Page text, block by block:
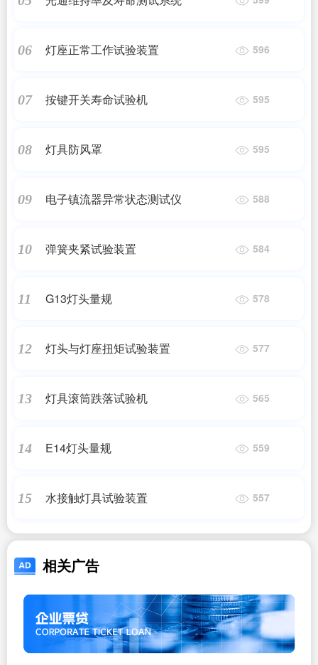
06 灯座正常工作试验装置 596
07 按键开关寿命试验机 595
08 灯具防风罩 595
09 电子镇流器异常状态测试仪 588
10 弹簧夹紧试验装置 584
11 G13灯头量规 578
12 灯头与灯座扭矩试验装置 577
13 灯具滚筒跌落试验机 565
14 E14灯头量规 559
15 水接触灯具试验装置 557
相关广告